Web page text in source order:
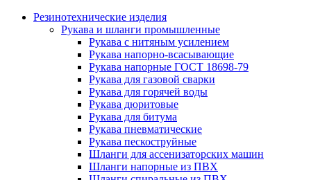
Резинотехнические изделия
Рукава и шланги промышленные
Рукава с нитяным усилением
Рукава напорно-всасывающие
Рукава напорные ГОСТ 18698-79
Рукава для газовой сварки
Рукава для горячей воды
Рукава дюритовые
Рукава для битума
Рукава пневматические
Рукава пескоструйные
Шланги для ассенизаторских машин
Шланги напорные из ПВХ